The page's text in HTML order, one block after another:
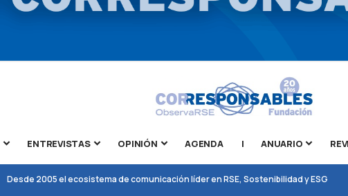
ENTREVISTAS OPINIÓN AGENDA | ANUARIO
Desde 2005 el ecosistema de comunicación líder en RSE, Sostenibilidad y ESG